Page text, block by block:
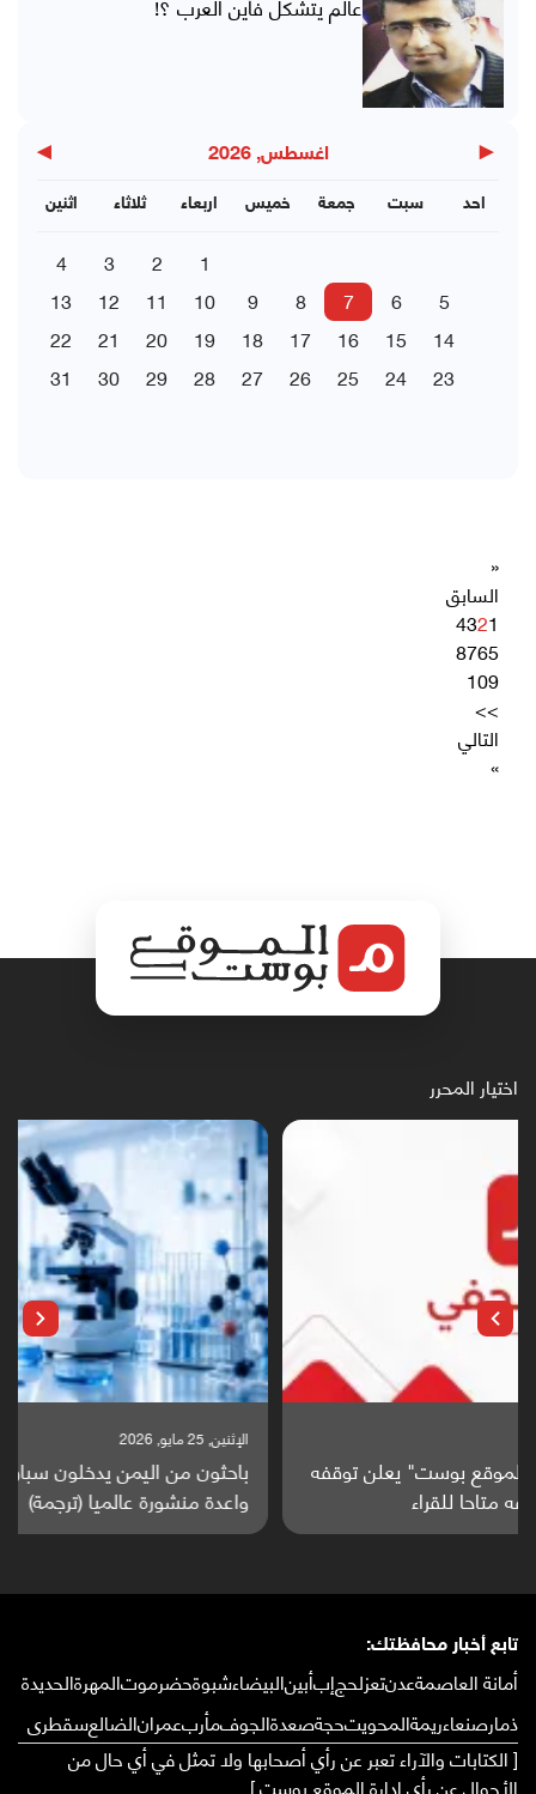
◀ اغسطس, 2026 ▶
اثنين ثلاثاء اربعاء خميس جمعة سبت احد
1
2
3
4
5
6
7
8
9
10
11
12
13
14
15
16
17
18
19
20
21
22
23
24
25
26
27
28
29
30
31
«
السابق
1
2
3
4
5
6
7
8
9
10
>>
التالي
»
اختيار المحرر
باحثون من اليمن يدخلون سباق أبحاث ألزهايمر بدراسة
واعدة منشورة عالميا (ترجمة)
تابع أخبار محافظتك:
أمانة العاصمةعدنتعزلحجإبأبينالبيضاءشبوةحضرموتالمهرةالحديدة
ذمارصنعاءريمةالمحويتحجةصعدةالجوفمأربعمرانالضالعسقطرى
[ الكتابات والآراء تعبر عن رأي أصحابها ولا تمثل في أي حال من
الأحوال عن رأي إدارة الموقع بوست ]